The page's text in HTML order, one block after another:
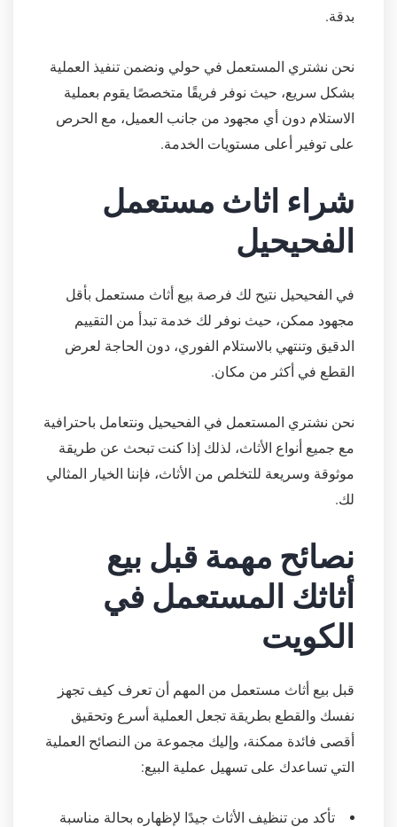
بدقة.
نحن نشتري المستعمل في حولي ونضمن تنفيذ العملية
بشكل سريع، حيث نوفر فريقًا متخصصًا يقوم بعملية
الاستلام دون أي مجهود من جانب العميل، مع الحرص
على توفير أعلى مستويات الخدمة.
شراء اثاث مستعمل
الفحيحيل
في الفحيحيل نتيح لك فرصة بيع أثاث مستعمل بأقل
مجهود ممكن، حيث نوفر لك خدمة تبدأ من التقييم
الدقيق وتنتهي بالاستلام الفوري، دون الحاجة لعرض
القطع في أكثر من مكان.
نحن نشتري المستعمل في الفحيحيل ونتعامل باحترافية
مع جميع أنواع الأثاث، لذلك إذا كنت تبحث عن طريقة
موثوقة وسريعة للتخلص من الأثاث، فإننا الخيار المثالي
لك.
نصائح مهمة قبل بيع
أثاثك المستعمل في
الكويت
قبل بيع أثاث مستعمل من المهم أن تعرف كيف تجهز
نفسك والقطع بطريقة تجعل العملية أسرع وتحقيق
أقصى فائدة ممكنة، وإليك مجموعة من النصائح العملية
التي تساعدك على تسهيل عملية البيع:
تأكد من تنظيف الأثاث جيدًا لإظهاره بحالة مناسبة